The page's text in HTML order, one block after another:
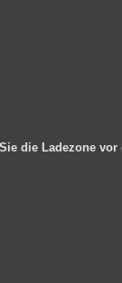
die Ladezone